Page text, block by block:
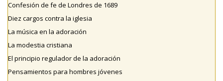
Confesión de fe de Londres de 1689
Diez cargos contra la iglesia
La música en la adoración
La modestia cristiana
El principio regulador de la adoración
Pensamientos para hombres jóvenes